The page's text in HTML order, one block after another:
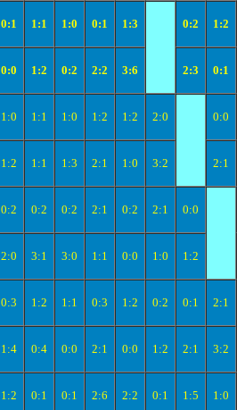
0:1 1:1 1:0 0:1 1:3 0:2 1:2
0:0 1:2 0:2 2:2 3:6 2:3 0:1
1:0 1:1 1:0 1:2 1:2 2:0 0:0
1:2 1:1 1:3 2:1 1:0 3:2 2:1
0:2 0:2 0:2 2:1 0:2 2:1 0:0
2:0 3:1 3:0 1:1 0:0 1:0 1:2
0:3 1:2 1:1 0:3 1:2 0:2 0:1 2:1
1:4 0:4 0:0 2:1 0:0 1:2 2:1 3:2
1:2 0:1 0:1 2:6 2:2 0:1 1:5 1:0